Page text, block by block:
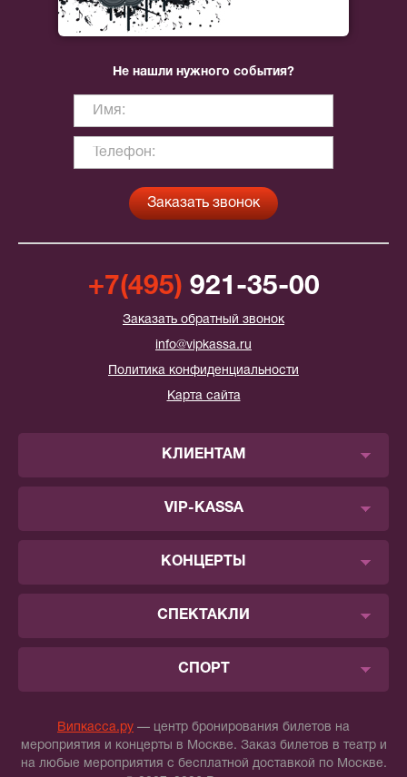
Не нашли нужного события?
+7(495) 921-35-00
Заказать обратный звонок
info@vipkassa.ru
Политика конфиденциальности
Карта сайта
КЛИЕНТАМ
VIP-KASSA
КОНЦЕРТЫ
СПЕКТАКЛИ
СПОРТ
Випкасса.ру — центр бронирования билетов на
мероприятия и концерты в Москве. Заказ билетов в театр и
на любые мероприятия с бесплатной доставкой по Москве.